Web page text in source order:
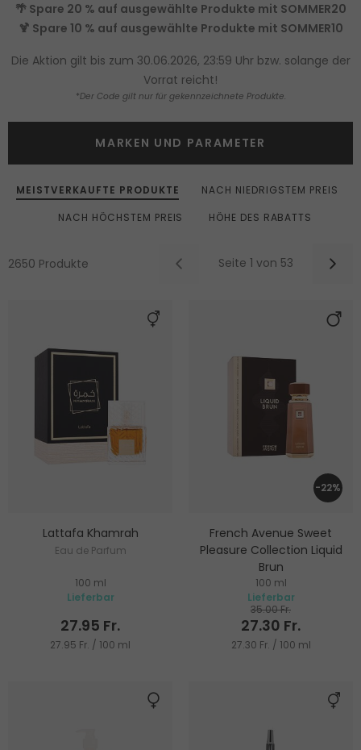
🌴 Spare 20 % auf ausgewählte Produkte mit SOMMER20
🍹 Spare 10 % auf ausgewählte Produkte mit SOMMER10
Die Aktion gilt bis zum 30.06.2026, 23:59 Uhr bzw. solange der
Vorrat reicht!
*Der Code gilt nur für gekennzeichnete Produkte.
MEISTVERKAUFTE PRODUKTE
NACH NIEDRIGSTEM PREIS
NACH HÖCHSTEM PREIS
HÖHE DES RABATTS
2650 Produkte Seite 1 von 53
MARKEN UND PARAMETER
Lattafa Khamrah
Eau de Parfum
100 ml
Lieferbar
27.95 Fr.
27.95 Fr. / 100 ml
-22%
French Avenue Sweet
Pleasure Collection Liquid
Brun
Eau de Parfum
100 ml
Lieferbar
35.00 Fr.
27.30 Fr.
27.30 Fr. / 100 ml